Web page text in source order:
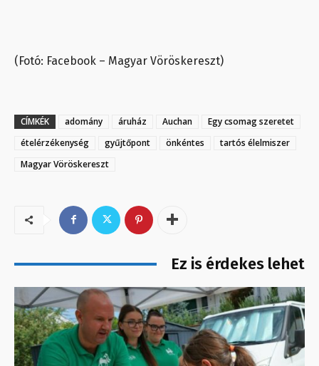
(Fotó: Facebook – Magyar Vöröskereszt)
CÍMKÉK adomány áruház Auchan
Egy csomag szeretet
ételérzékenység
gyűjtőpont önkéntes
tartós élelmiszer
Magyar Vöröskereszt
Ez is érdekes lehet